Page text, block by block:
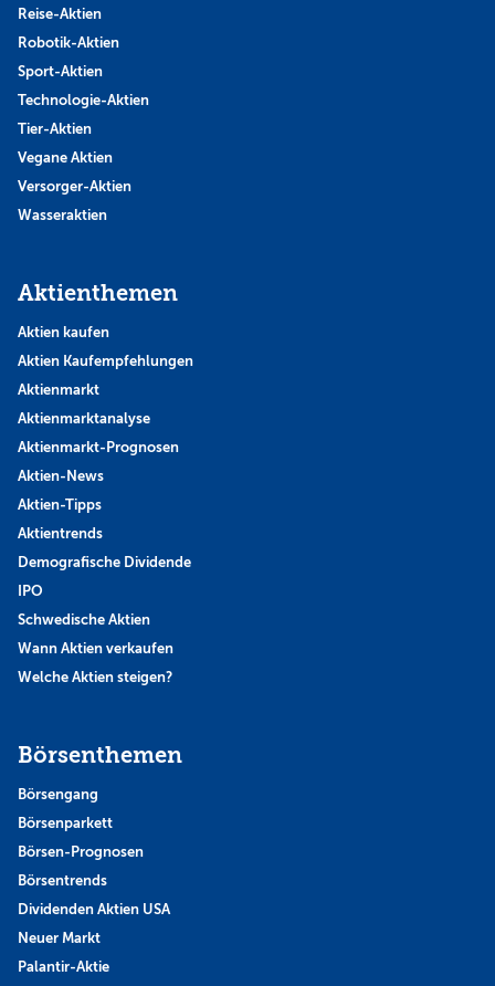
Reise-Aktien
Robotik-Aktien
Sport-Aktien
Technologie-Aktien
Tier-Aktien
Vegane Aktien
Versorger-Aktien
Wasseraktien
Aktienthemen
Aktien kaufen
Aktien Kaufempfehlungen
Aktienmarkt
Aktienmarktanalyse
Aktienmarkt-Prognosen
Aktien-News
Aktien-Tipps
Aktientrends
Demografische Dividende
IPO
Schwedische Aktien
Wann Aktien verkaufen
Welche Aktien steigen?
Börsenthemen
Börsengang
Börsenparkett
Börsen-Prognosen
Börsentrends
Dividenden Aktien USA
Neuer Markt
Palantir-Aktie